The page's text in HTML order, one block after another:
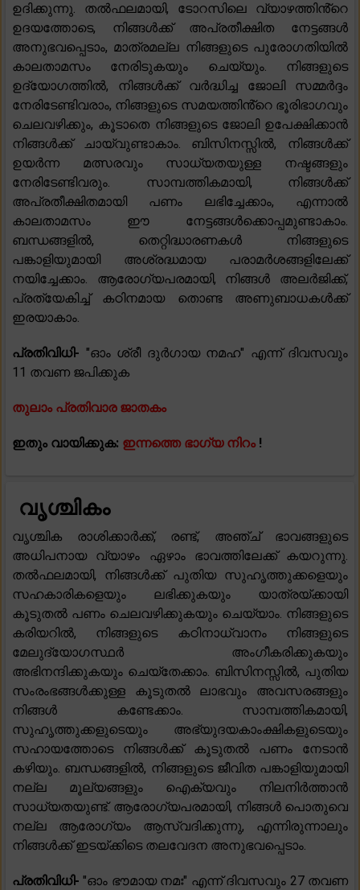
ഉദിക്കുന്നു. തൽഫലമായി, ടോറസിലെ വ്യാഴത്തിൻ്റെ
ഉദയത്തോടെ, നിങ്ങൾക്ക് അപ്രതീക്ഷിത നേട്ടങ്ങൾ
അനുഭവപ്പെടാം, മാത്രമല്ല നിങ്ങളുടെ പുരോഗതിയിൽ
കാലതാമസം നേരിടുകയും ചെയ്യും. നിങ്ങളുടെ
ഉദ്യോഗത്തിൽ, നിങ്ങൾക്ക് വർദ്ധിച്ച ജോലി സമ്മർദ്ദം
നേരിടേണ്ടിവരാം, നിങ്ങളുടെ സമയത്തിൻ്റെ ഭൂരിഭാഗവും
ചെലവഴിക്കും, കൂടാതെ നിങ്ങളുടെ ജോലി ഉപേക്ഷിക്കാൻ
നിങ്ങൾക്ക് ചായ്‌വുണ്ടാകാം. ബിസിനസ്സിൽ, നിങ്ങൾക്ക്
ഉയർന്ന മത്സരവും സാധ്യതയുള്ള നഷ്ടങ്ങളും
നേരിടേണ്ടിവരും. സാമ്പത്തികമായി, നിങ്ങൾക്ക്
അപ്രതീക്ഷിതമായി പണം ലഭിച്ചേക്കാം, എന്നാൽ
കാലതാമസം ഈ നേട്ടങ്ങൾക്കൊപ്പമുണ്ടാകാം.
ബന്ധങ്ങളിൽ, തെറ്റിദ്ധാരണകൾ നിങ്ങളുടെ
പങ്കാളിയുമായി അശ്രദ്ധമായ പരാമർശങ്ങളിലേക്ക്
നയിച്ചേക്കാം. ആരോഗ്യപരമായി, നിങ്ങൾ അലർജിക്ക്,
പ്രത്യേകിച്ച് കഠിനമായ തൊണ്ട അണുബാധകൾക്ക്
ഇരയാകാം.
പ്രതിവിധി- "ഓം ശ്രീ ദുർഗായ നമഹ" എന്ന് ദിവസവും
11 തവണ ജപിക്കുക
തുലാം പ്രതിവാര ജാതകം
ഇതും വായിക്കുക: ഇന്നത്തെ ഭാഗ്യ നിറം !
വൃശ്ചികം
വൃശ്ചിക രാശിക്കാർക്ക്, രണ്ട്, അഞ്ച് ഭാവങ്ങളുടെ
അധിപനായ വ്യാഴം ഏഴാം ഭാവത്തിലേക്ക് കയറുന്നു.
തൽഫലമായി, നിങ്ങൾക്ക് പുതിയ സുഹൃത്തുക്കളെയും
സഹകാരികളെയും ലഭിക്കുകയും യാത്രയ്ക്കായി
കൂടുതൽ പണം ചെലവഴിക്കുകയും ചെയ്യാം. നിങ്ങളുടെ
കരിയറിൽ, നിങ്ങളുടെ കഠിനാധ്വാനം നിങ്ങളുടെ
മേലുദ്യോഗസ്ഥർ അംഗീകരിക്കുകയും
അഭിനന്ദിക്കുകയും ചെയ്തേക്കാം. ബിസിനസ്സിൽ, പുതിയ
സംരംഭങ്ങൾക്കുള്ള കൂടുതൽ ലാഭവും അവസരങ്ങളും
നിങ്ങൾ കണ്ടേക്കാം. സാമ്പത്തികമായി,
സുഹൃത്തുക്കളുടെയും അഭ്യുദയകാംക്ഷികളുടെയും
സഹായത്തോടെ നിങ്ങൾക്ക് കൂടുതൽ പണം നേടാൻ
കഴിയും. ബന്ധങ്ങളിൽ, നിങ്ങളുടെ ജീവിത പങ്കാളിയുമായി
നല്ല മൂല്യങ്ങളും ഐക്യവും നിലനിർത്താൻ
സാധ്യതയുണ്ട്. ആരോഗ്യപരമായി, നിങ്ങൾ പൊതുവെ
നല്ല ആരോഗ്യം ആസ്വദിക്കുന്നു, എന്നിരുന്നാലും
നിങ്ങൾക്ക് ഇടയ്ക്കിടെ തലവേദന അനുഭവപ്പെടാം.
പ്രതിവിധി-"ഓം ഭൗമായ നമഃ" എന്ന് ദിവസവും 27 തവണ